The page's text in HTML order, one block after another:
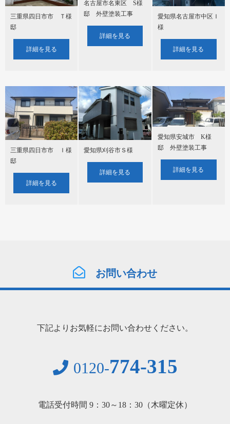
三重県四日市市 Ｔ様
邸
詳細を見る
名古屋市名東区 S様
邸 外壁塗装工事
詳細を見る
愛知県名古屋市中区Ｉ
様
詳細を見る
三重県四日市市 Ｉ様
邸
詳細を見る
愛知県刈谷市Ｓ様
詳細を見る
愛知県安城市 K様
邸 外壁塗装工事
詳細を見る
お問い合わせ
下記よりお気軽にお問い合わせください。
0120-774-315
電話受付時間 9：30～18：30（木曜定休）